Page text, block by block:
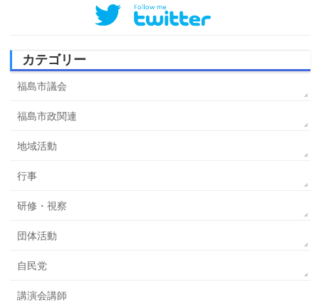
カテゴリー
福島市議会
福島市政関連
地域活動
行事
研修・視察
団体活動
自民党
講演会講師